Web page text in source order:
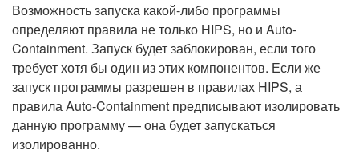
Возможность запуска какой-либо программы
определяют правила не только HIPS, но и Auto-
Containment. Запуск будет заблокирован, если того
требует хотя бы один из этих компонентов. Если же
запуск программы разрешен в правилах HIPS, а
правила Auto-Containment предписывают изолировать
данную программу — она будет запускаться
изолированно.